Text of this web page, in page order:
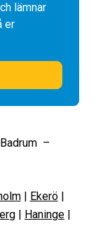
lämnar
er
–
| Ekerö|
Haninge